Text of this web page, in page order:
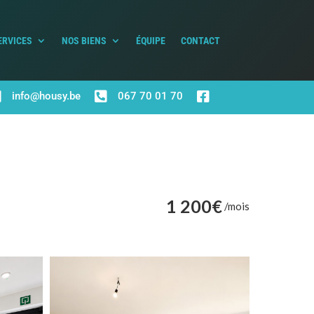
NOS BIENS ÉQUIPE CONTACT
info@housy.be  067 70 01 70 
1 200€/mois